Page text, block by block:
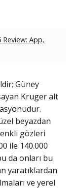
App,
Güney
Kruger alt
beyazdan
gözleri
ile 140.000
da onları bu
yaratıklardan
ve yerel